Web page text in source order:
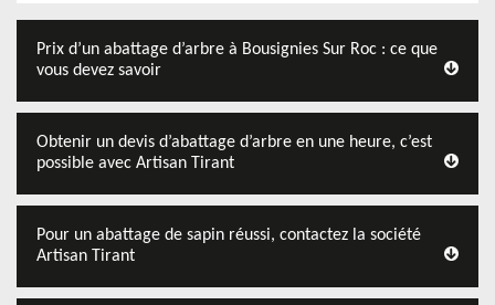
Prix d’un abattage d’arbre à Bousignies Sur Roc : ce que
vous devez savoir
Obtenir un devis d’abattage d’arbre en une heure, c’est
possible avec Artisan Tirant
Pour un abattage de sapin réussi, contactez la société
Artisan Tirant